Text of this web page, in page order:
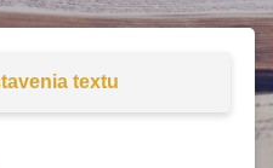
textu